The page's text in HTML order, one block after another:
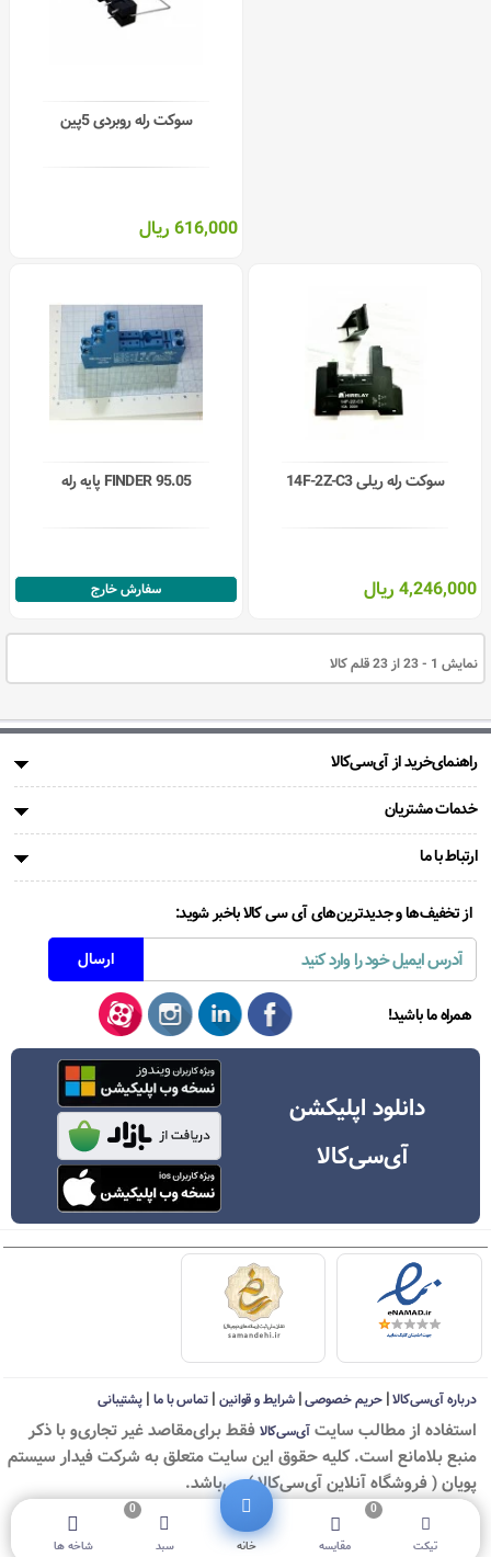
سوکت رله روبردی 5پین
616,000 ریال
سوکت رله ریلی 14F-2Z-C3
4,246,000 ریال
FINDER 95.05 پایه رله
سفارش خارج
نمایش 1 - 23 از 23 قلم کالا
راهنمای‌خرید از آی‌سی‌کالا
خدمات مشتریان
ارتباط با ما
از تخفیف‌ها و جدیدترین‌های آی سی کالا باخبر شوید:
همراه ما باشید!
دانلود اپلیکشن
آی‌سی‌کالا
درباره آی‌سی‌کالا|حریم خصوصی|شرایط و قوانین | تماس با ما| پشتیبانی
استفاده از مطالب سايت آی‌سی‌کالا فقط برای‌مقاصد غیر تجاری‌و با ذکر
منبع بلامانع است. کليه حقوق اين سايت متعلق به شرکت فیدار سیستم
پویان ( فروشگاه آنلاین آی‌سی‌کالا ) می‌باشد.
تیکت مقایسه
0
خانه سبد
0
شاخه ها